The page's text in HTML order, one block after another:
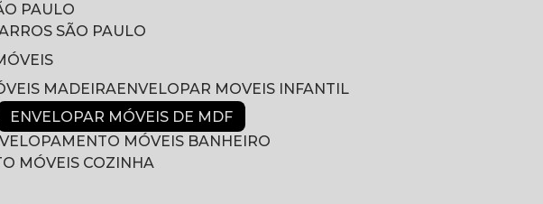
PAULO
SÃO PAULO
MADEIRA
ENVELOPAR MOVEIS INFANTIL
ENVELOPAR MÓVEIS DE MDF
MÓVEIS BANHEIRO
MÓVEIS COZINHA